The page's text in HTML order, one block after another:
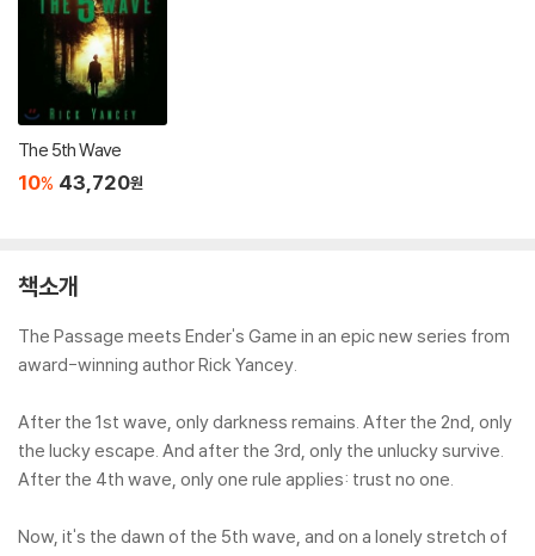
The 5th Wave
10% 43,720원
책소개
The Passage meets Ender's Game in an epic new series from
award-winning author Rick Yancey.
After the 1st wave, only darkness remains. After the 2nd, only
the lucky escape. And after the 3rd, only the unlucky survive.
After the 4th wave, only one rule applies: trust no one.
Now, it's the dawn of the 5th wave, and on a lonely stretch of